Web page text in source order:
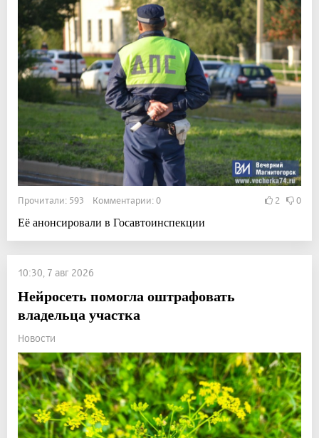
Прочитали: 593 Комментарии: 0 2 0
Её анонсировали в Госавтоинспекции
10:30, 7 авг 2026
Нейросеть помогла оштрафовать
владельца участка
Новости